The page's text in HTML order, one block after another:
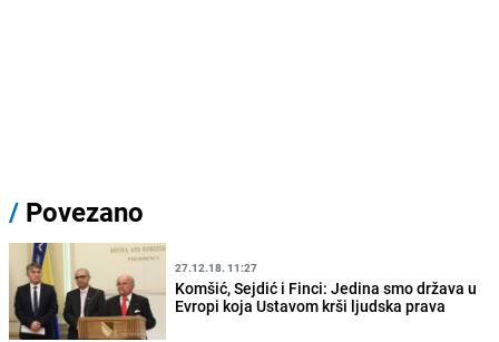
/ Povezano
27.12.18. 11:27
Komšić, Sejdić i Finci: Jedina smo država u
Evropi koja Ustavom krši ljudska prava